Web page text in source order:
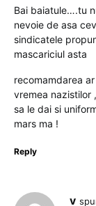
Bai baiatule….tu
nevoie de asa
sindicatele
mascariciul asta
recomamdarea
vremea nazistilor
sa le dai si
mars ma !
Reply
v